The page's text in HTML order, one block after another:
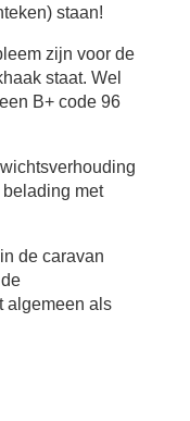
staan!
zijn voor de
staat. Wel
B+ code 96
met
de caravan
algemeen als